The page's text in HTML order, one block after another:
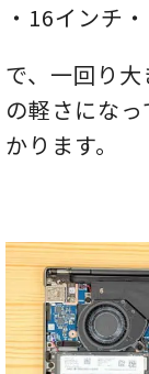
・16インチ
で、一回り
の軽さにな
かります。